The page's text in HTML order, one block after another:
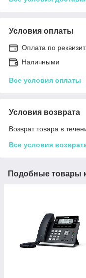
Условия оплаты
Оплата по
Наличными
Все условия оплаты
Условия возврата
Возврат товара в
Все условия
Подобные товары